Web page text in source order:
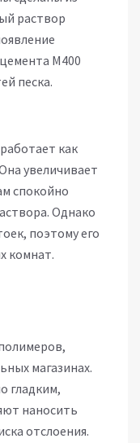
раствор
М400
песка.
как
увеличивает
спокойно
Однако
поэтому его
комнат.
магазинах.
гладким,
наносить
отслоения.